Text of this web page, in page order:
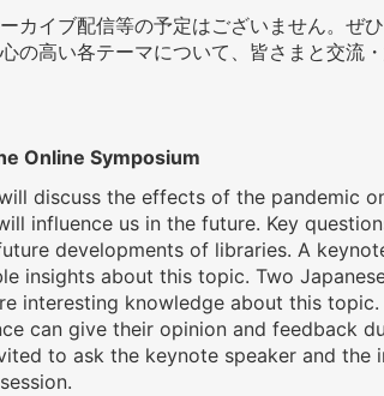
カイブ配信等の予定はございません。ぜ
の高い各テーマについて、皆さまと交流
Online Symposium
discuss the effects of the pandemic
influence us in the future. Key
developments of libraries. A
insights about this topic. Two
interesting knowledge about this
can give their opinion and feedback
to ask the keynote speaker and the